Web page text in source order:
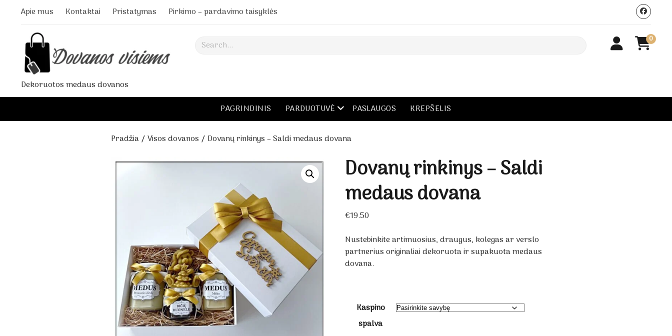
Apie mus Kontaktai Pristatymas Pirkimo – pardavimo taisyklės
Dekoruotos medaus dovanos
Search 0
PAGRINDINIS PARDUOTUVĖ open menu
PASLAUGOS KREPŠELIS
Pradžia/Visos dovanos / Dovanų rinkinys – Saldi medaus dovana
Dovanų rinkinys – Saldi
medaus dovana
€19.50
Nustebinkite artimuosius, draugus, kolegas ar verslo
partnerius originaliai dekoruota ir supakuota medaus
dovana.
Kaspino
spalva